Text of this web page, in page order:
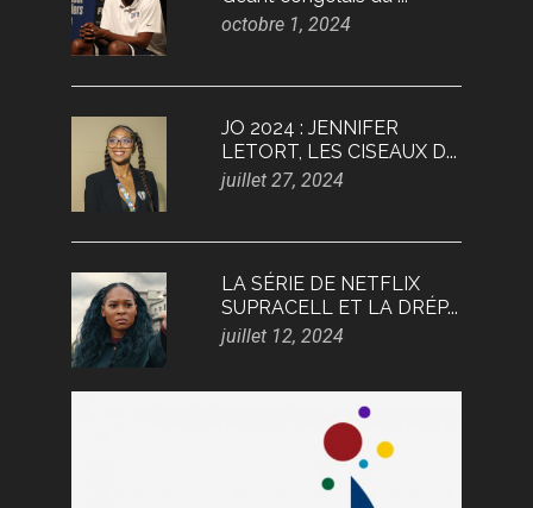
octobre 1, 2024
JO 2024 : JENNIFER
LETORT, LES CISEAUX D...
juillet 27, 2024
LA SÉRIE DE NETFLIX
SUPRACELL ET LA DRÉP...
juillet 12, 2024